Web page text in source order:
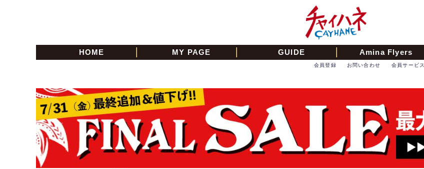
HOME MY PAGE GUIDE Amina Flyers
会員サービス
お問い合わせ
会員登録